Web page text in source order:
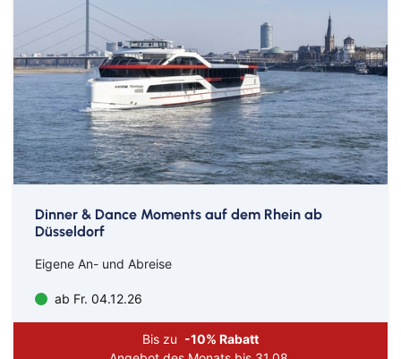
Dinner & Dance Moments auf dem Rhein ab
Düsseldorf
Eigene An- und Abreise
ab Fr. 04.12.26
Bis zu -10% Rabatt